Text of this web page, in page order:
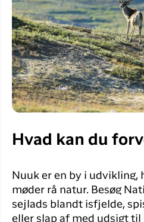
Hvad kan du
Nuuk er en by i udvikling,
møder rå natur. Besøg
sejlads blandt isfjelde,
eller slap af med udsigt til